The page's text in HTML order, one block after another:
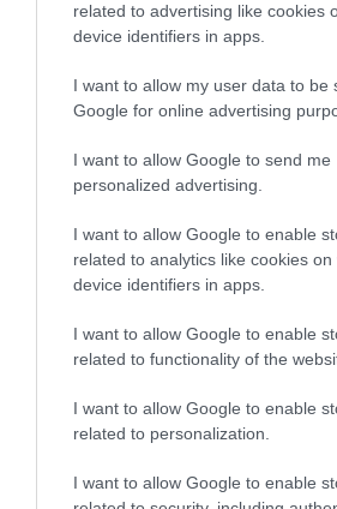
related to advertising like cookies
device identifiers in apps.
I want to allow my user data to be
Google for online advertising
I want to allow Google to send me
personalized advertising.
I want to allow Google to enable
related to analytics like cookies on
device identifiers in apps.
I want to allow Google to enable
related to functionality of the
I want to allow Google to enable
related to personalization.
I want to allow Google to enable
Peter Brownillusztrációs
animációs film egy Roznevű
találja magát egy lakatlan
sincs, mihez kezdjen, de muszáj
megvédje magát a rá leselkedő
Hamarosan megismerkedik a
akikkel lassan összebarátkozik –
pedig különös kötődést érez.
A DreamWorks animációs stúdió
október 24-én érkezik a magyar
Lupita Nyong'o (12 év
Hamill is része a projektnek.